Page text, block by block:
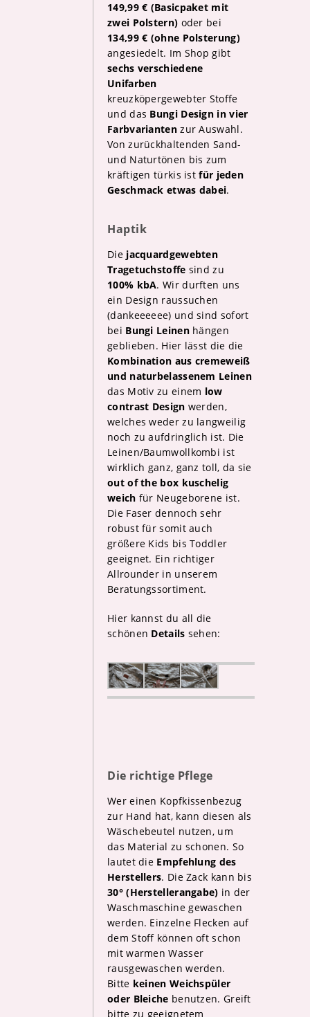
149,99 € (Basicpaket mit
zwei Polstern) oder bei
134,99 € (ohne Polsterung)
angesiedelt. Im Shop gibt
sechs verschiedene
Unifarben
kreuzköpergewebter Stoffe
und das Bungi Design in vier
Farbvariantenzur Auswahl.
Von zurückhaltenden Sand-
und Naturtönen bis zum
kräftigen türkis istfür jeden
Geschmack etwas dabei.
Haptik
Die jacquardgewebten
Tragetuchstoffe sind zu
100% kbA. Wir durften uns
ein Design raussuchen
(dankeeeeee) und sind sofort
bei Bungi Leinen hängen
geblieben. Hier lässt die die
Kombination aus cremeweiß
und naturbelassenem Leinen
das Motiv zu einem low
contrast Design werden,
welches weder zu langweilig
noch zu aufdringlich ist. Die
Leinen/Baumwollkombi ist
wirklich ganz, ganz toll, da sie
out of the box kuschelig
weich für Neugeborene ist.
Die Faser dennoch sehr
robust für somit auch
größere Kids bis Toddler
geeignet. Ein richtiger
Allrounder in unserem
Beratungssortiment.
Hier kannst du all die
schönen Details sehen:
Die richtige Pflege
Wer einen Kopfkissenbezug
zur Hand hat, kann diesen als
Wäschebeutel nutzen, um
das Material zu schonen. So
lautet die Empfehlung des
Herstellers. Die Zack kann bis
30° (Herstellerangabe) in der
Waschmaschine gewaschen
werden. Einzelne Flecken auf
dem Stoff können oft schon
mit warmen Wasser
rausgewaschen werden.
Bitte keinen Weichspüler
oder Bleiche benutzen. Greift
bitte zu geeignetem